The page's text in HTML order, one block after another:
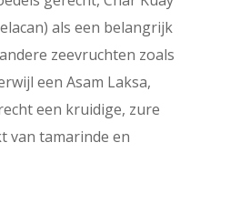
als een belangrijk
zeevruchten zoals
een Asam Laksa,
een kruidige, zure
van tamarinde en